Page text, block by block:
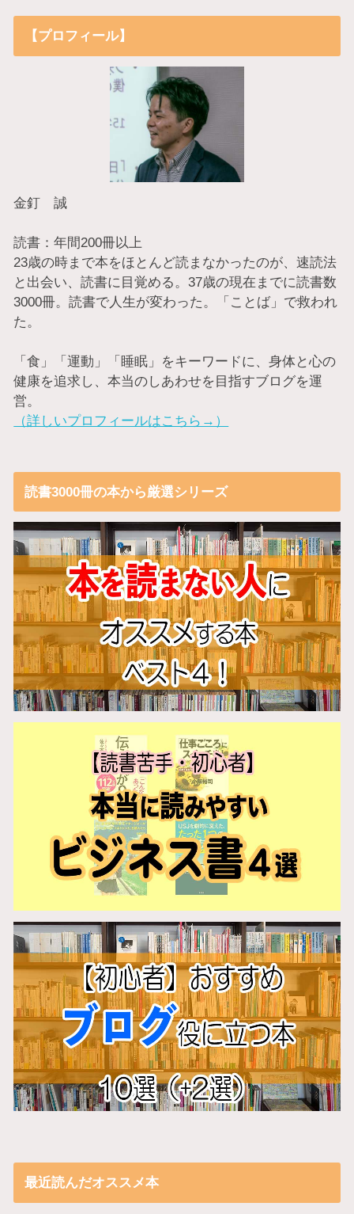
【プロフィール】
金釘 誠
読書：年間200冊以上
23歳の時まで本をほとんど読まなかったのが、速読法
と出会い、読書に目覚める。37歳の現在までに読書数
3000冊。読書で人生が変わった。「ことば」で救われ
た。
「食」「運動」「睡眠」をキーワードに、身体と心の
健康を追求し、本当のしあわせを目指すブログを運
営。
（詳しいプロフィールはこちら→）
読書3000冊の本から厳選シリーズ
最近読んだオススメ本